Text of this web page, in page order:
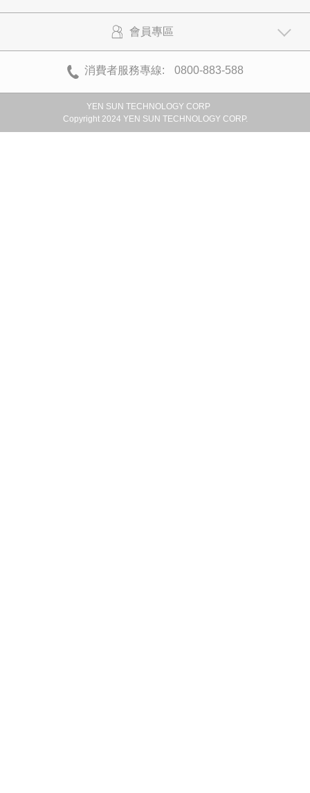
消費者服務專線: 0800-883-588
會員專區
YEN SUN TECHNOLOGY CORP
Copyright 2024 YEN SUN TECHNOLOGY CORP.